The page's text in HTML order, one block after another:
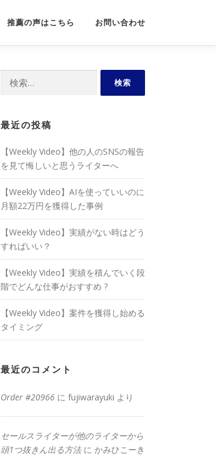
推薦の声はこちら お問い合わせ
最近の投稿
【Weekly Video】他の人のSNSの報告
を見て悔しいと思うライターへ
【Weekly Video】AIを使っていいのに
月額22万円を獲得した事例
【Weekly Video】実績がない時はどう
すればいい？
【Weekly Video】実績を積んでいく段
階でどんな仕事がおすすめ ?
【Weekly Video】案件を獲得し始める
タイミング
最近のコメント
Order #20966 に fujiwarayuki より
セールスライターが他のライターから
頭1つ抜きん出る方法に かみひこーき